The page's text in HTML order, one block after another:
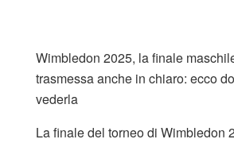
Wimbledon 2025, la finale
trasmessa anche in chiaro: ecco
vederla
La finale del torneo di Wimbledon